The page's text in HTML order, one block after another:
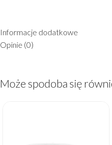
Informacje dodatkowe
Opinie (0)
Może spodoba się